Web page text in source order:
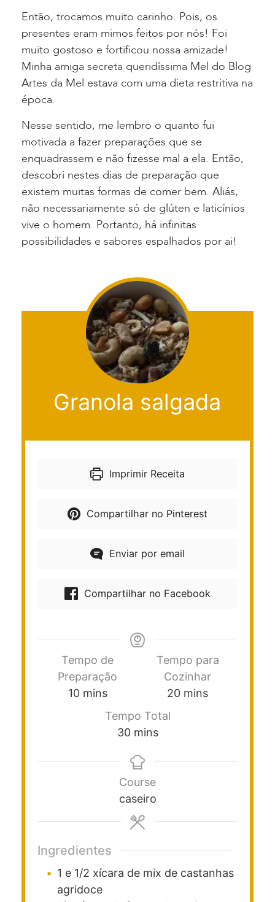
Então, trocamos muito carinho. Pois, os
presentes eram mimos feitos por nós! Foi
muito gostoso e fortificou nossa amizade!
Minha amiga secreta queridíssima Mel do Blog
Artes da Mel estava com uma dieta restritiva na
época.
Nesse sentido, me lembro o quanto fui
motivada a fazer preparações que se
enquadrassem e não fizesse mal a ela. Então,
descobri nestes dias de preparação que
existem muitas formas de comer bem. Aliás,
não necessariamente só de glúten e laticínios
vive o homem. Portanto, há infinitas
possibilidades e sabores espalhados por ai!
Granola salgada
Imprimir Receita
Compartilhar no Pinterest
Enviar por email
Compartilhar no Facebook
Tempo de
Preparação
10 mins
Tempo para
Cozinhar
20 mins
Tempo Total
30 mins
Course
caseiro
Ingredientes
1 e 1/2 xícara de mix de castanhas
agridoce